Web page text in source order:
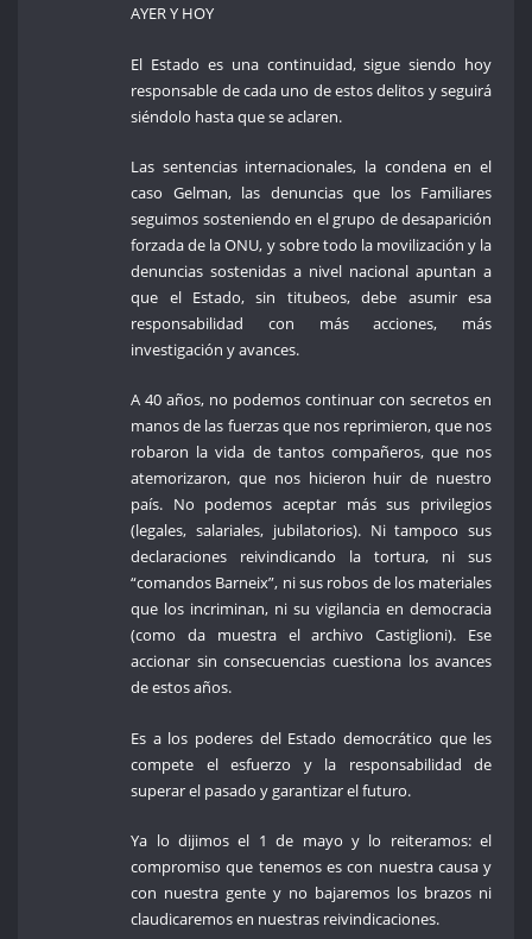
AYER Y HOY
El Estado es una continuidad, sigue siendo hoy
responsable de cada uno de estos delitos y seguirá
siéndolo hasta que se aclaren.
Las sentencias internacionales, la condena en el
caso Gelman, las denuncias que los Familiares
seguimos sosteniendo en el grupo de desaparición
forzada de la ONU, y sobre todo la movilización y la
denuncias sostenidas a nivel nacional apuntan a
que el Estado, sin titubeos, debe asumir esa
responsabilidad con más acciones, más
investigación y avances.
A 40 años, no podemos continuar con secretos en
manos de las fuerzas que nos reprimieron, que nos
robaron la vida de tantos compañeros, que nos
atemorizaron, que nos hicieron huir de nuestro
país. No podemos aceptar más sus privilegios
(legales, salariales, jubilatorios). Ni tampoco sus
declaraciones reivindicando la tortura, ni sus
“comandos Barneix”, ni sus robos de los materiales
que los incriminan, ni su vigilancia en democracia
(como da muestra el archivo Castiglioni). Ese
accionar sin consecuencias cuestiona los avances
de estos años.
Es a los poderes del Estado democrático que les
compete el esfuerzo y la responsabilidad de
superar el pasado y garantizar el futuro.
Ya lo dijimos el 1 de mayo y lo reiteramos: el
compromiso que tenemos es con nuestra causa y
con nuestra gente y no bajaremos los brazos ni
claudicaremos en nuestras reivindicaciones.